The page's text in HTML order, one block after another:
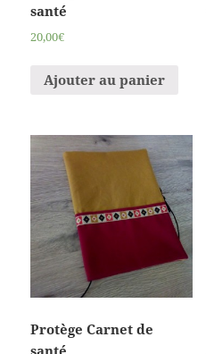
santé
20,00€
Ajouter au panier
Protège Carnet de
santé